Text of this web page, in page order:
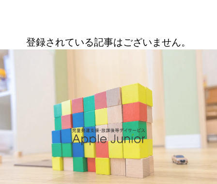
登録されている記事はございません。